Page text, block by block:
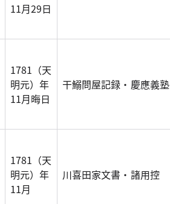
11月29日
1781（天
明元）年
11月晦日
干鰯問屋記録・慶應義
1781（天
明元）年
11月
川喜田家文書・諸用控